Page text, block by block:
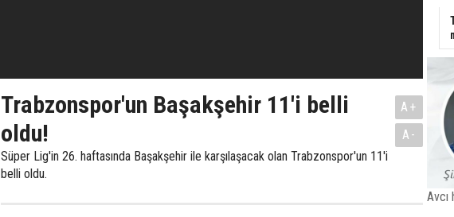
Trabzonspor'un Başakşehir 11'i belli
oldu!
Süper Lig'in 26. haftasında Başakşehir ile karşılaşacak olan Trabzonspor'un 11'i
belli oldu.
A+
A-
Avcı